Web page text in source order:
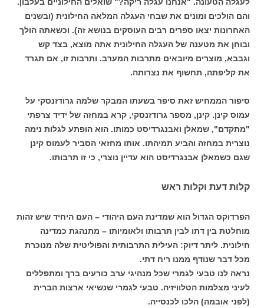
והם הולכים ומונים את שבחי העגלה המלאה החילונית (ובשנים
האחרונות יצאו ספרים רבים העוסקים בנושא זה). וכשאתה הולך
ובוחן את מטענה של העגלה החילונית אתה מוצא, בצד קש
וגבבא, מוצרים מיובאים מתרבות המערב. ותרבות זו, אם תגרד
את קליפתה, תחשוף את נצרותה.
סיפור הממחיש זאת סיפר בשעתו המבקר שלמה גרודזנסקי על
עמוס קינן. קינן, מספר גרודזנסקי, קרא במחזה של ידיד צרפתי
"מתקדם", שמאלן ואבנגרדיסט כמותו. הוא הופתע לגלות נימה
נוצרית במחזה והביע תמיהתו. אותו מחזאי הסביר לעמוס קינן
שגם כשמאלן אבנגרדיסט הוא עדיין נוצרי, כי זו תרבותו.
קלות דעת וקלות ראש
הפרדוקס הגדול הוא שמדינת העם היהודי – העם היחיד שיש זהות
מוחלטת בין דתו לבין תרבותו ולאומיותו – מתנהגת כמדינה
חילונית. ליתר דיוק: העילית התרבותית והפוליטית שלה מנוכרת
מכל דבר שנודף ממנו ריח דתי.
נראה לנו טבעי לגמרי שכל מנהיגי ערב כורעים ברך ומתפללים
לעיני מצלמות הטלוויזיה. טבעי לגמרי שנשיאי ארצות הברית
(לפני אובמה) הלכו לכנסייה.